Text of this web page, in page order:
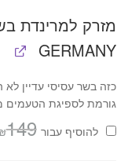
GERMANY
כזה בשר עסיסי עדיין
גורמת לספיגת הטעמים
להוסיף⁦⁩ עבור 149